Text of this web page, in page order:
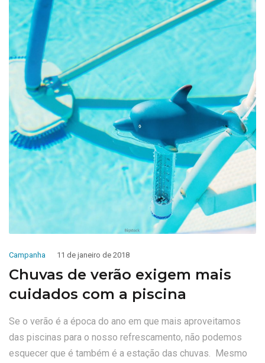
Campanha 11 de janeiro de 2018
Chuvas de verão exigem mais
cuidados com a piscina
Se o verão é a época do ano em que mais aproveitamos
das piscinas para o nosso refrescamento, não podemos
esquecer que é também é a estação das chuvas. Mesmo